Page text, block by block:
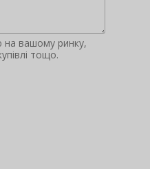
на вашому ринку,
тощо.